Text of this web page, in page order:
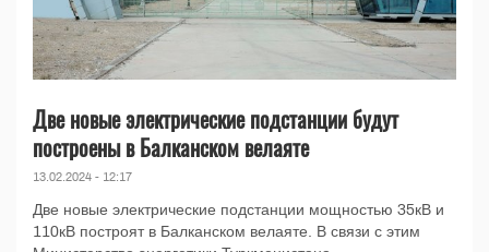
Две новые электрические подстанции будут
построены в Балканском велаяте
13.02.2024 - 12:17
Две новые электрические подстанции мощностью 35кВ и
110кВ построят в Балканском велаяте. В связи с этим